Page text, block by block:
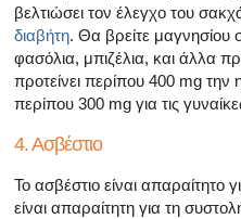
βελτιώσει τον έλεγχο του
διαβήτη. Θα βρείτε μαγνησίου
φασόλια, μπιζέλια, και άλλα
προτείνει περίπου 400 mg την
περίπου 300 mg για τις
4. Ασβέστιο
Το ασβέστιο είναι απαραίτητο
είναι απαραίτητη για τη